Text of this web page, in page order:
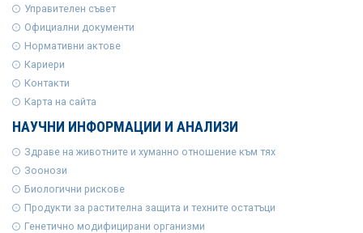
Управителен съвет
Официални документи
Нормативни актове
Кариери
Контакти
Карта на сайта
НАУЧНИ ИНФОРМАЦИИ И АНАЛИЗИ
Здраве на животните и хуманно отношение към тях
Зоонози
Биологични рискове
Продукти за растителна защита и техните остатъци
Генетично модифицирани организми